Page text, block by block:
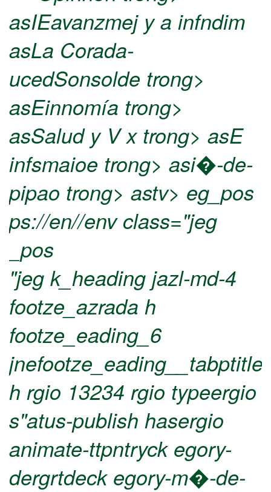
asIEavanzmej y a infndim
asLa Corada-
ucedSonsolde trong>
asEinnomía trong>
asSalud y V x trong> asE
infsmaioe trong> asi�-de-
pipao trong> astv> eg_pos
ps://en//env class="jeg
_pos
"jeg k_heading jazl-md-4
footze_azrada h
footze_eading_6
h rgio 13234 rgio typeergio
s"atus-publish hasergio
animate-ttpntryck egory-
dergrtdeck egory-m�-de-